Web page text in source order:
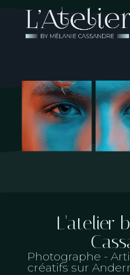
L'atelier
Photographe -
créatifs sur